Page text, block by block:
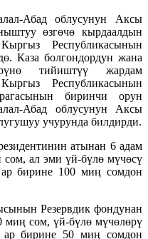
Абад облусунун Аксы
өзгөчө кырдаалдын
Республикасынын
Каза болгондордун жана
тийиштүү жардам
Республикасынын
биринчи орун
Абад облусунун Аксы
учурунда билдирди.
атынан 6 адам
сом, ал эми үй-бүлө мүчөсү
бирине 100 миң сомдон
Резервдик фондунан
миң сом, үй-бүлө мүчөлөрү
ар бирине 50 миң сомдон